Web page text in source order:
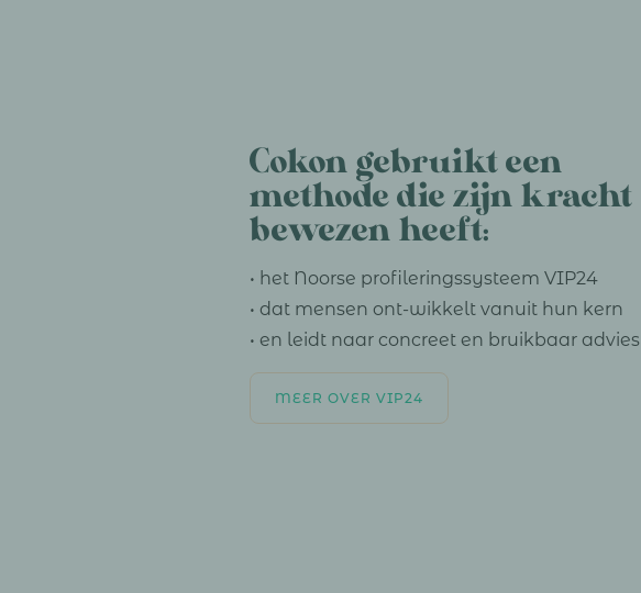
Cokon gebruikt een
methode die zijn kracht
bewezen heeft:
• het Noorse profileringssysteem VIP24
• dat mensen ont-wikkelt vanuit hun kern
• en leidt naar concreet en bruikbaar advies
MEER OVER VIP24